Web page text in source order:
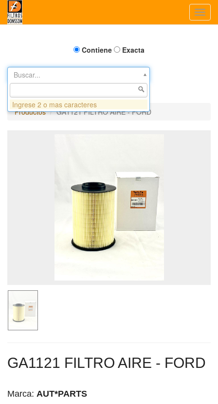
Contiene Exacta
Buscar...
Productos GA1121 FILTRO AIRE - FORD
GA1121 FILTRO AIRE - FORD
Marca: AUT*PARTS
Ingrese 2 o mas caracteres